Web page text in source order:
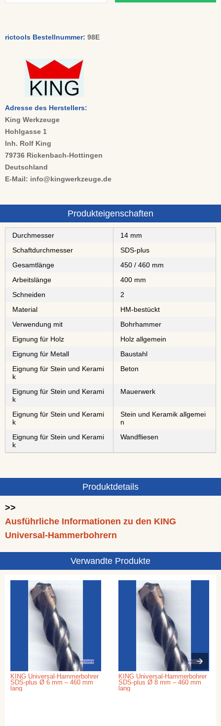
rictools Bestellnummer: 98E
Adresse des Herstellers:
King Werkzeuge
Hohlgasse 1
Inh. Rolf King
79736 Rickenbach-Hottingen
Deutschland
E-Mail: info@kingwerkzeuge.de
Produkteigenschaften
Durchmesser
14 mm
Schaftdurchmesser
SDS-plus
Gesamtlänge
450 / 460 mm
Arbeitslänge
400 mm
Schneiden
2
Material
⁠⁠⁠⁠⁠⁠⁠⁠HM-bestückt
Verwendung mit
Bohrhammer
Eignung für Holz
Holz allgemein
Eignung für Metall
⁠⁠⁠⁠⁠⁠Baustahl
Eignung für Stein und Kerami
k
Beton
Eignung für Stein und Kerami
k
Mauerwerk
Eignung für Stein und Kerami
k
Stein und Keramik allgemei
n
Eignung für Stein und Kerami
k
Wandfliesen
Produktdetails
>>
Ausführliche Informationen zu den KING
Universal-Hammerbohrern
Verwandte Produkte
KING Universal-Hammerbohrer
SDS-plus Ø 6 mm – 460 mm
lang
KING Universal-Hammerbohrer
SDS-plus Ø 8 mm – 460 mm
lang